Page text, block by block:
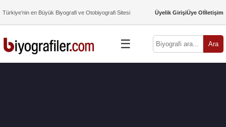
Türkiye’nin en Büyük Biyografi ve Otobiyografi Sitesi Üyelik GirişiÜye Olİletişim
☰ Ara